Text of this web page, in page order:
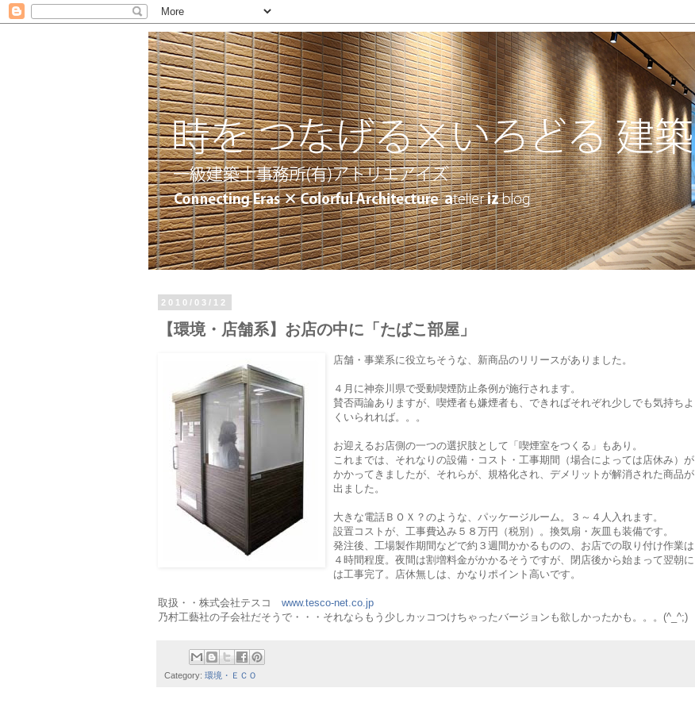
2010/03/12
【環境・店舗系】お店の中に「たばこ部屋」
店舗・事業系に役立ちそうな、新商品のリリースがありました。
４月に神奈川県で受動喫煙防止条例が施行されます。
賛否両論ありますが、喫煙者も嫌煙者も、できればそれぞれ少しでも気持ちよ
くいられれば。。。
お迎えるお店側の一つの選択肢として「喫煙室をつくる」もあり。
これまでは、それなりの設備・コスト・工事期間（場合によっては店休み）が
かかってきましたが、それらが、規格化され、デメリットが解消された商品が
出ました。
大きな電話ＢＯＸ？のような、パッケージルーム。３～４人入れます。
設置コストが、工事費込み５８万円（税別）。換気扇・灰皿も装備です。
発注後、工場製作期間などで約３週間かかるものの、お店での取り付け作業は
４時間程度。夜間は割増料金がかかるそうですが、閉店後から始まって翌朝に
は工事完了。店休無しは、かなりポイント高いです。
取扱・・株式会社テスコ www.tesco-net.co.jp
乃村工藝社の子会社だそうで・・・それならもう少しカッコつけちゃったバージョンも欲しかったかも。。。(^_^;)
Category: 環境・ＥＣＯ